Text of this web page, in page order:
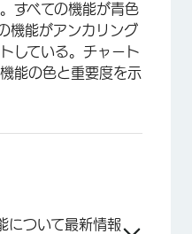
すべての機能が青色
機能がアンカリング
している。チャート
能の色と重要度を示
について最新情報